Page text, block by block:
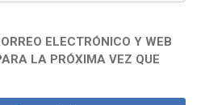
ELECTRÓNICO Y WEB
LA PRÓXIMA VEZ QUE